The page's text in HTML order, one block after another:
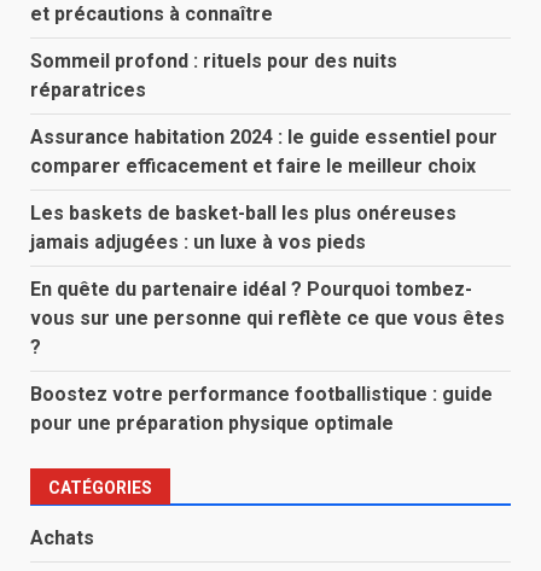
et précautions à connaître
Sommeil profond : rituels pour des nuits
réparatrices
Assurance habitation 2024 : le guide essentiel pour
comparer efficacement et faire le meilleur choix
Les baskets de basket-ball les plus onéreuses
jamais adjugées : un luxe à vos pieds
En quête du partenaire idéal ? Pourquoi tombez-
vous sur une personne qui reflète ce que vous êtes
?
Boostez votre performance footballistique : guide
pour une préparation physique optimale
CATÉGORIES
Achats